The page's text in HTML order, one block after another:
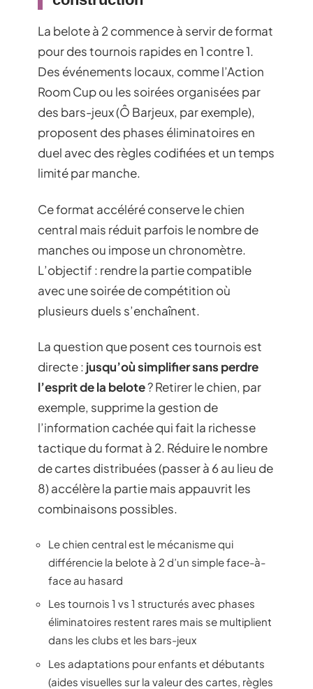
La belote à 2 commence à servir de format
pour des tournois rapides en 1 contre 1.
Des événements locaux, comme l’Action
Room Cup ou les soirées organisées par
des bars-jeux (Ô Barjeux, par exemple),
proposent des phases éliminatoires en
duel avec des règles codifiées et un temps
limité par manche.
Ce format accéléré conserve le chien
central mais réduit parfois le nombre de
manches ou impose un chronomètre.
L’objectif : rendre la partie compatible
avec une soirée de compétition où
plusieurs duels s’enchaînent.
La question que posent ces tournois est
directe : jusqu’où simplifier sans perdre
l’esprit de la belote? Retirer le chien, par
exemple, supprime la gestion de
l’information cachée qui fait la richesse
tactique du format à 2. Réduire le nombre
de cartes distribuées (passer à 6 au lieu de
8) accélère la partie mais appauvrit les
combinaisons possibles.
Le chien central est le mécanisme qui
différencie la belote à 2 d’un simple face-à-
face au hasard
Les tournois 1 vs 1 structurés avec phases
éliminatoires restent rares mais se multiplient
dans les clubs et les bars-jeux
Les adaptations pour enfants et débutants
(aides visuelles sur la valeur des cartes, règles